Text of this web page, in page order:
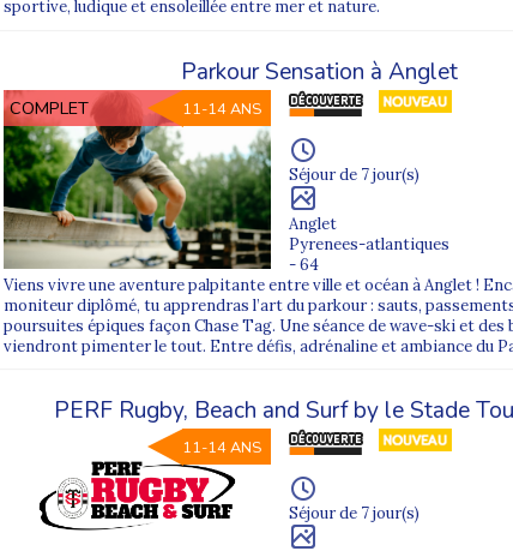
sportive, ludique et ensoleillée entre mer et nature.
Parkour Sensation à Anglet
COMPLET 11-14 ANS
Séjour de 7 jour(s)
Anglet
Pyrenees-atlantiques
- 64
Viens vivre une aventure palpitante entre ville et océan à Anglet !
moniteur diplômé, tu apprendras l’art du parkour : sauts,
poursuites épiques façon Chase Tag. Une séance de wave-ski et des
viendront pimenter le tout. Entre défis, adrénaline et ambiance du
PERF Rugby, Beach and Surf by le Stade
11-14 ANS
Séjour de 7 jour(s)